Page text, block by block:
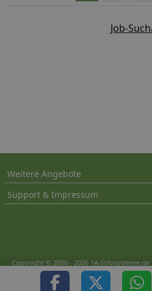
Job-
Weitere Angebote
Support & Impressum
Copyright © 2000 - 2026 1A-
06.08.2026| CFo: